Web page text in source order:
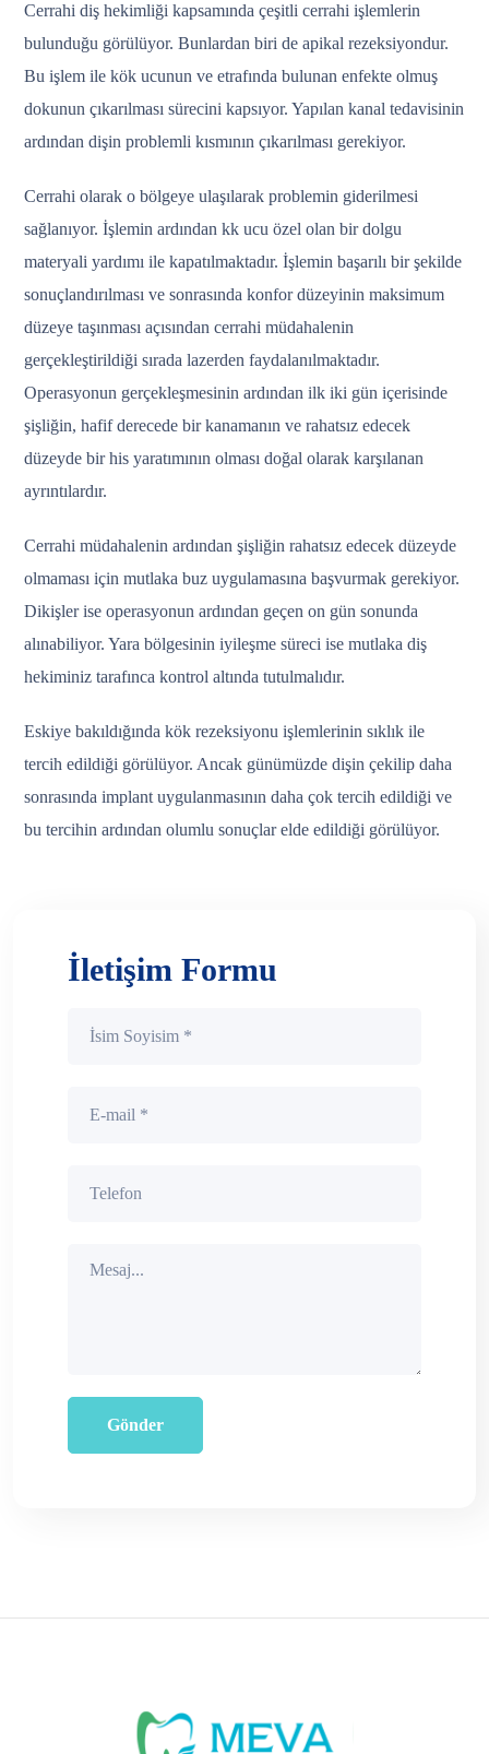
Cerrahi diş hekimliği kapsamında çeşitli cerrahi işlemlerin
bulunduğu görülüyor. Bunlardan biri de apikal rezeksiyondur.
Bu işlem ile kök ucunun ve etrafında bulunan enfekte olmuş
dokunun çıkarılması sürecini kapsıyor. Yapılan kanal tedavisinin
ardından dişin problemli kısmının çıkarılması gerekiyor.
Cerrahi olarak o bölgeye ulaşılarak problemin giderilmesi
sağlanıyor. İşlemin ardından kk ucu özel olan bir dolgu
materyali yardımı ile kapatılmaktadır. İşlemin başarılı bir şekilde
sonuçlandırılması ve sonrasında konfor düzeyinin maksimum
düzeye taşınması açısından cerrahi müdahalenin
gerçekleştirildiği sırada lazerden faydalanılmaktadır.
Operasyonun gerçekleşmesinin ardından ilk iki gün içerisinde
şişliğin, hafif derecede bir kanamanın ve rahatsız edecek
düzeyde bir his yaratımının olması doğal olarak karşılanan
ayrıntılardır.
Cerrahi müdahalenin ardından şişliğin rahatsız edecek düzeyde
olmaması için mutlaka buz uygulamasına başvurmak gerekiyor.
Dikişler ise operasyonun ardından geçen on gün sonunda
alınabiliyor. Yara bölgesinin iyileşme süreci ise mutlaka diş
hekiminiz tarafınca kontrol altında tutulmalıdır.
Eskiye bakıldığında kök rezeksiyonu işlemlerinin sıklık ile
tercih edildiği görülüyor. Ancak günümüzde dişin çekilip daha
sonrasında implant uygulanmasının daha çok tercih edildiği ve
bu tercihin ardından olumlu sonuçlar elde edildiği görülüyor.
İletişim Formu